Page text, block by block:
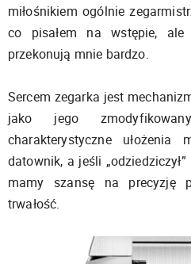
miłośnikiem ogólnie
co pisałem na wstępie,
przekonują mnie bardzo.
Sercem zegarka jest
jako jego
charakterystyczne
datownik, a jeśli
mamy szansę na precyzję
trwałość.